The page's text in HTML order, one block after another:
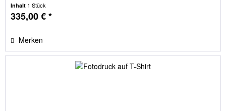
Inhalt 1 Stück
335,00 € *
Merken